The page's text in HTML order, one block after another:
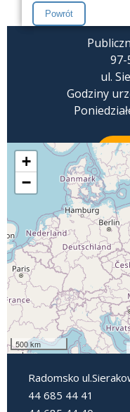
97-
ul.
Godziny
+
−
500 km
Radomsko
44 685 44 41